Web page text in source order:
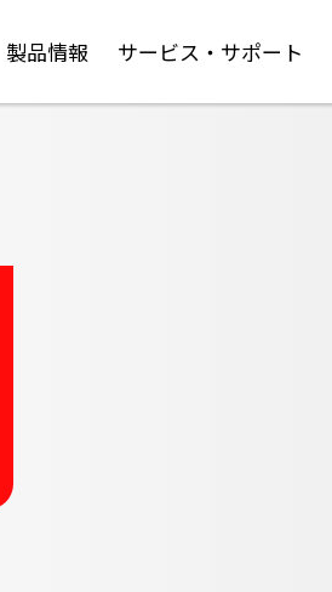
製品情報 サービス・サポート